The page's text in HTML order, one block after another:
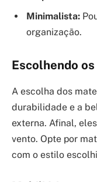
Minimalista:
organização.
Escolhendo
A escolha dos
durabilidade e a
externa. Afinal,
vento. Opte por
com o estilo